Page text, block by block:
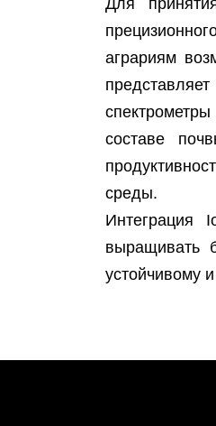
аграриям
составе
среды.
Интеграция
выращивать
устойчивому